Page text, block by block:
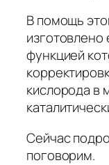
В помощь
функцией
кислорода в
Сейчас
поговорим.